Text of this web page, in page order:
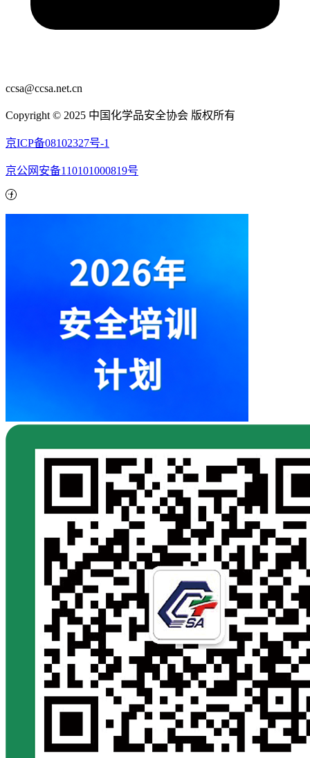
ccsa@ccsa.net.cn
Copyright © 2025 中国化学品安全协会 版权所有
京ICP备08102327号-1
京公网安备110101000819号